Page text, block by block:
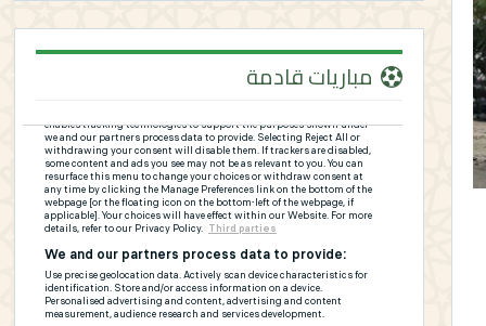
مباريات قادمة